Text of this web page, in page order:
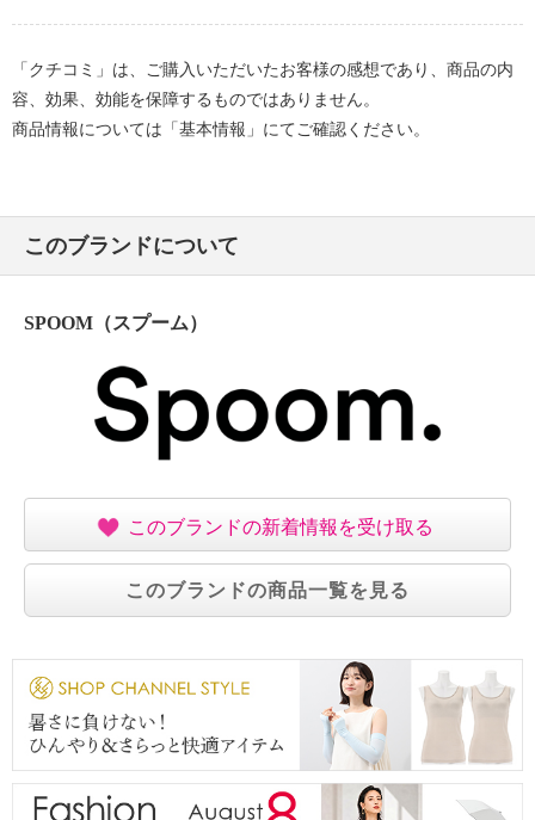
「クチコミ」は、ご購入いただいたお客様の感想であり、商品の内
容、効果、効能を保障するものではありません。
商品情報については「基本情報」にてご確認ください。
このブランドについて
SPOOM（スプーム）
このブランドの新着情報を受け取る
このブランドの商品一覧を見る